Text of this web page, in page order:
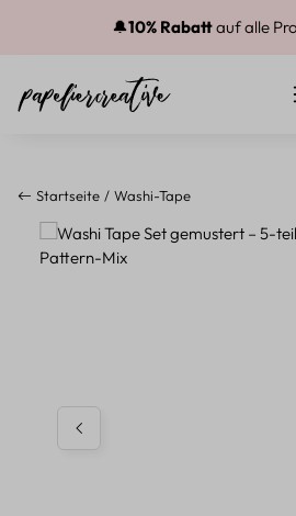
Zum Hauptinhalt springen
🔔10% Rabattauf alle
Startseite Washi-Tape
Bildergalerie überspringen